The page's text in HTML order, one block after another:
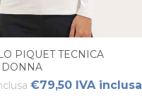
PIQUET TECNICA
€79,50 IVA inclusa